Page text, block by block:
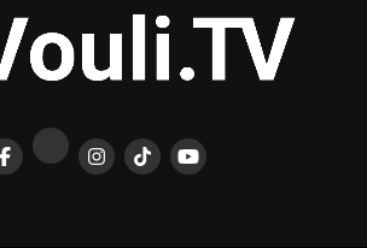
διαβρώνει πρωτίστως την
πρωτοβουλία υποκρύπτεται
η δυσπιστία επεκτείνεται και σε